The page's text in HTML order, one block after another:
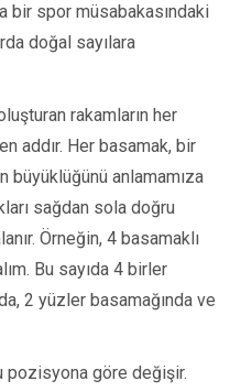
bir spor müsabakasındaki
doğal sayılara
rakamların her
addır. Her basamak, bir
büyüklüğünü anlamamıza
sağdan sola doğru
Örneğin, 4 basamaklı
Bu sayıda 4 birler
2 yüzler basamağında ve
pozisyona göre değişir.